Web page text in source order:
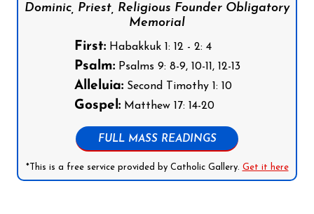
Dominic, Priest, Religious Founder Obligatory
Memorial
First:Habakkuk 1: 12 - 2: 4
Psalm:Psalms 9: 8-9, 10-11, 12-13
Alleluia:Second Timothy 1: 10
Gospel:Matthew 17: 14-20
FULL MASS READINGS
*This is a free service provided by Catholic Gallery. Get it here